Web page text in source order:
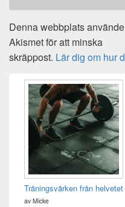
Denna webbplats
Akismet för att minska
skräppost. Lär dig om hur
Primära
sidofältet
Widget
område
Träningsvärken från helvetet
av Micke